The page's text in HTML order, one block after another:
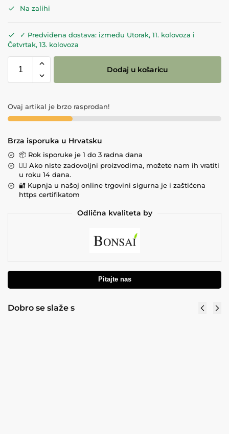
Na zalihi
✓ Predviđena dostava: između Utorak, 11. kolovoza i
Četvrtak, 13. kolovoza
Dodaj u košaricu
Ovaj artikal je brzo rasprodan!
Brza isporuka u Hrvatsku
📦 Rok isporuke je 1 do 3 radna dana
💁‍♀️ Ako niste zadovoljni proizvodima, možete nam ih vratiti
u roku 14 dana.
🔐 Kupnja u našoj online trgovini sigurna je i zaštićena
https certifikatom
Odlična kvaliteta by
Pitajte nas
Dobro se slaže s